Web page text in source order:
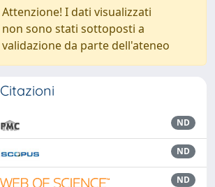
Attenzione! I dati visualizzati
non sono stati sottoposti a
validazione da parte dell'ateneo
Citazioni
ND
ND
ND